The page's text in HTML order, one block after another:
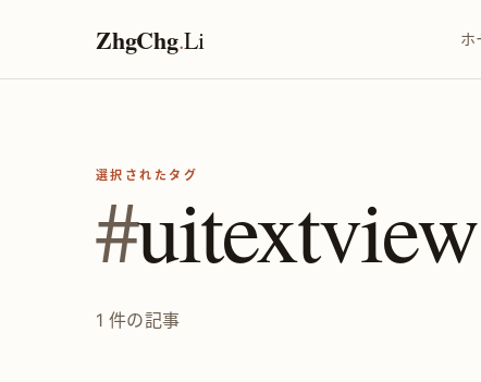
ZhgChg.Li ホ
選択されたタグ
#uitextview
1 件の記事